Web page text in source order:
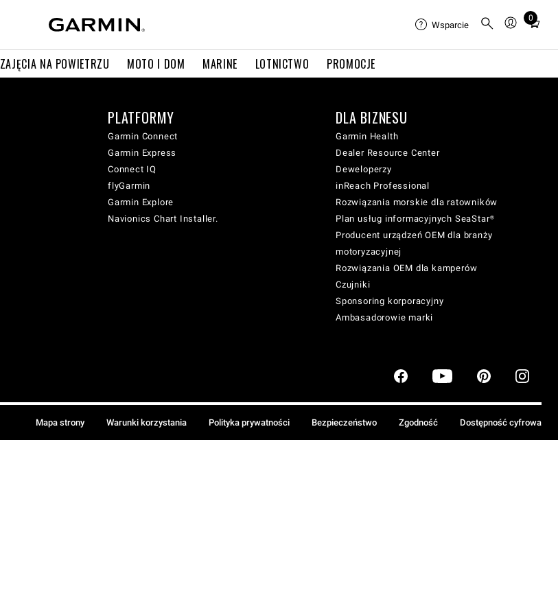
ZAJĘCIA NA POWIETRZU MOTO I DOM MARINE LOTNICTWO PROMOCJE
Wsparcie
0
Total
cart:
PLATFORMY
Garmin Connect
Garmin Express
Connect IQ
flyGarmin
Garmin Explore
Navionics Chart Installer.
DLA BIZNESU
Garmin Health
Dealer Resource Center
Deweloperzy
inReach Professional
Rozwiązania morskie dla ratowników
Plan usług informacyjnych SeaStar®
Producent urządzeń OEM dla branży
motoryzacyjnej
Rozwiązania OEM dla kamperów
Czujniki
Sponsoring korporacyjny
Ambasadorowie marki
Mapa strony Warunki korzystania Polityka prywatności Bezpieczeństwo Zgodność Dostępność cyfrowa